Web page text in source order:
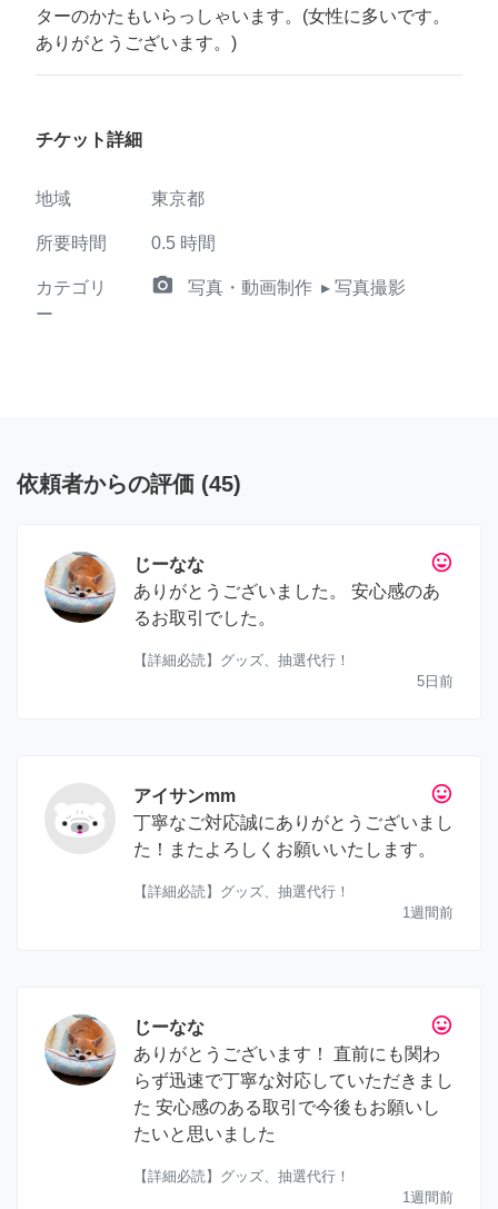
ターのかたもいらっしゃいます。(女性に多いです。
ありがとうございます。)
チケット詳細
地域 東京都
所要時間 0.5 時間
カテゴリ
ー
camera_alt 写真・動画制作 ▸ 写真撮影
依頼者からの評価 (45)
tag_faces
じーなな
ありがとうございました。 安心感のあ
るお取引でした。
【詳細必読】グッズ、抽選代行！
5日前
tag_faces
アイサンmm
丁寧なご対応誠にありがとうございまし
た！またよろしくお願いいたします。
【詳細必読】グッズ、抽選代行！
1週間前
tag_faces
じーなな
ありがとうございます！ 直前にも関わ
らず迅速で丁寧な対応していただきまし
た 安心感のある取引で今後もお願いし
たいと思いました
【詳細必読】グッズ、抽選代行！
1週間前